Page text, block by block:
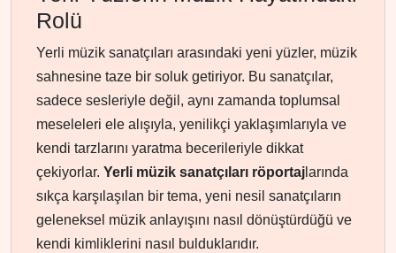
Rolü
Yerli müzik sanatçıları arasındaki yeni yüzler, müzik
sahnesine taze bir soluk getiriyor. Bu sanatçılar,
sadece sesleriyle değil, aynı zamanda toplumsal
meseleleri ele alışıyla, yenilikçi yaklaşımlarıyla ve
kendi tarzlarını yaratma becerileriyle dikkat
çekiyorlar. Yerli müzik sanatçıları röportaj larında
sıkça karşılaşılan bir tema, yeni nesil sanatçıların
geleneksel müzik anlayışını nasıl dönüştürdüğü ve
kendi kimliklerini nasıl bulduklarıdır.